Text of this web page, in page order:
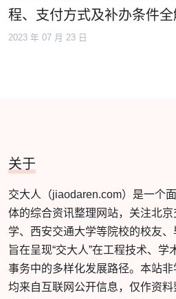
程、支付方式及补办条件
2023 年 07 月 23 日
关于
交大人（jiaodaren.com）是一个
体的综合资讯整理网站，关注北
学、西安交通大学等院校的校友、
旨在呈现“交大人”在工程技术、
事务中的多样化发展路径。本站
均来自互联网公开信息，仅作资